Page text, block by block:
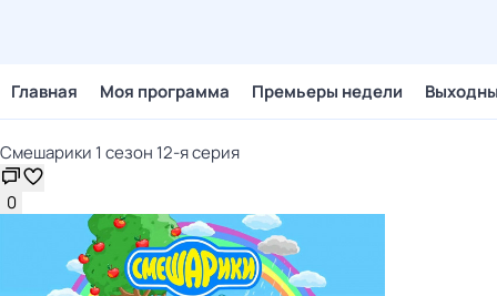
Главная Моя программа Премьеры недели
Смешарики 1 сезон 12-я серия
0